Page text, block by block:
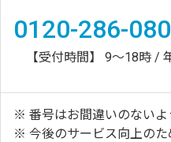
0120-286-080
【受付時間】 9～18時 /
番号はお間違いのないよ
今後のサービス向上の